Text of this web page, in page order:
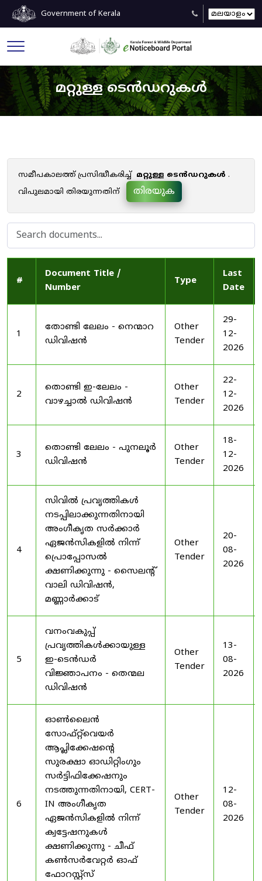
Government of Kerala
മറ്റുള്ള ടെൻഡറുകൾ
സമീപകാലത്ത് പ്രസിദ്ധീകരിച്ച് മറ്റുള്ള ടെൻഡറുകൾ .
വിപുലമായി തിരയുന്നതിന്
തിരയുക
#
Document Title /
Number
Type
Last
Date
1
തോണ്ടി ലേലം - നെന്മാറ
ഡിവിഷൻ
Other
Tender
29-
12-
2026
2
തൊണ്ടി ഇ-ലേലം -
വാഴച്ചാൽ ഡിവിഷൻ
Other
Tender
22-
12-
2026
3
തൊണ്ടി ലേലം - പുനലൂർ
ഡിവിഷൻ
Other
Tender
18-
12-
2026
4
സിവിൽ പ്രവൃത്തികൾ
നടപ്പിലാക്കുന്നതിനായി
അംഗീകൃത സർക്കാർ
ഏജൻസികളിൽ നിന്ന്
പ്രൊപ്പോസൽ
ക്ഷണിക്കുന്നു - സൈലന്റ്
വാലി ഡിവിഷൻ,
മണ്ണാർക്കാട്
Other
Tender
20-
08-
2026
5
വനംവകുപ്പ്
പ്രവൃത്തികൾക്കായുള്ള
ഇ-ടെൻഡർ
വിജ്ഞാപനം - തെന്മല
ഡിവിഷൻ
Other
Tender
13-
08-
2026
6
ഓൺലൈൻ
സോഫ്റ്റ്‌വെയർ
ആപ്ലിക്കേഷന്റെ
സുരക്ഷാ ഓഡിറ്റിംഗും
സർട്ടിഫിക്കേഷനും
നടത്തുന്നതിനായി, CERT-
IN അംഗീകൃത
ഏജൻസികളിൽ നിന്ന്
ക്വട്ടേഷനുകൾ
ക്ഷണിക്കുന്നു - ചീഫ്
കൺസർവേറ്റർ ഓഫ്
ഫോറസ്റ്റ്സ്
Other
Tender
12-
08-
2026